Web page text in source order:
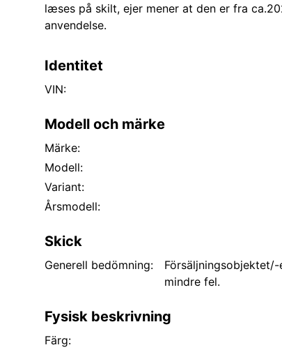
læses på skilt, ejer mener at den er fra
anvendelse.
Identitet
VIN:
Modell och märke
Märke:
Modell:
Variant:
Årsmodell:
Skick
Generell bedömning:
mindre fel.
Fysisk beskrivning
Färg: